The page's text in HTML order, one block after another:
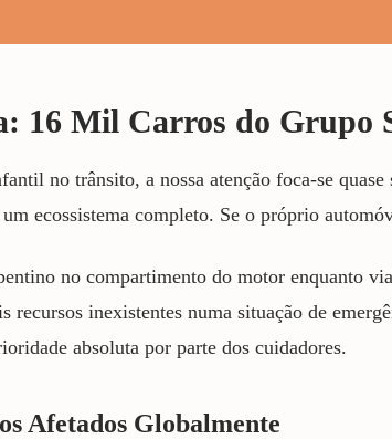
16 Mil Carros do Grupo
no trânsito, a nossa atenção foca-se
ecossistema completo. Se o próprio
no compartimento do motor enquanto
recursos inexistentes numa situação de
absoluta por parte dos cuidadores.
Afetados Globalmente